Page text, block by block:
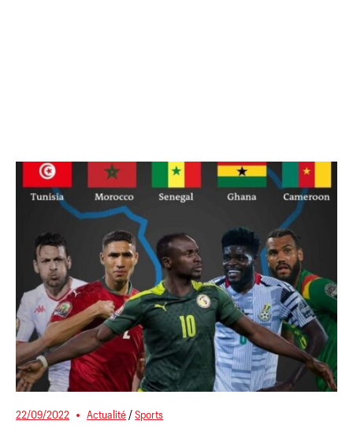
22/09/2022 Actualité /Sports